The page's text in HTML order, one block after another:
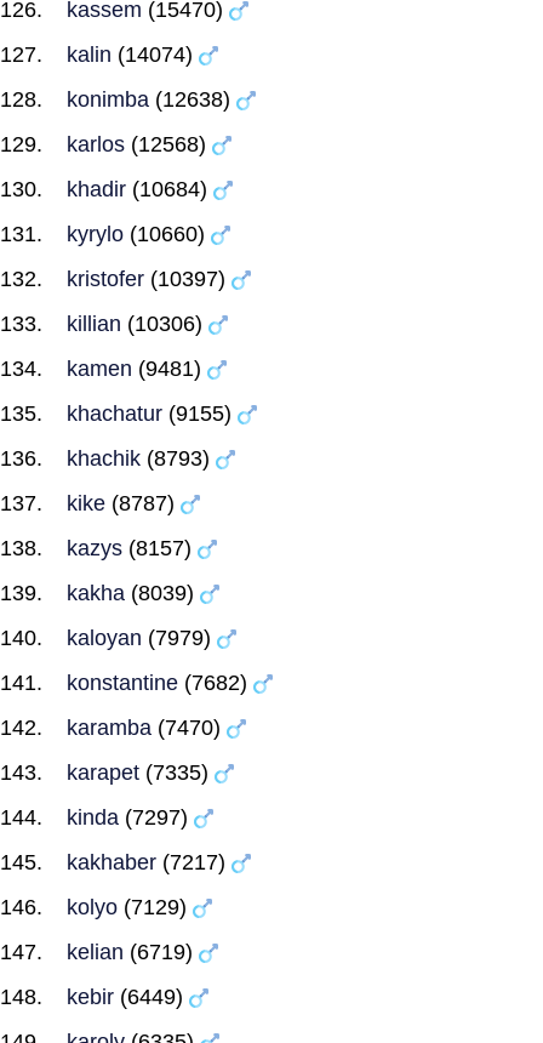
kassem (15470)
kalin (14074)
konimba (12638)
karlos (12568)
khadir (10684)
kyrylo (10660)
kristofer (10397)
killian (10306)
kamen (9481)
khachatur (9155)
khachik (8793)
kike (8787)
kazys (8157)
kakha (8039)
kaloyan (7979)
konstantine (7682)
karamba (7470)
karapet (7335)
kinda (7297)
kakhaber (7217)
kolyo (7129)
kelian (6719)
kebir (6449)